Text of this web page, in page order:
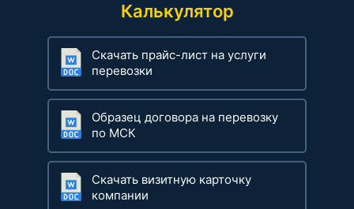
Калькулятор
Скачать прайс-лист на услуги
перевозки
Образец договора на перевозку
по МСК
Скачать визитную карточку
компании